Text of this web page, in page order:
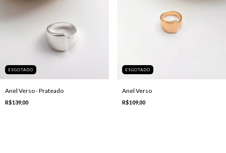
ESGOTADO
Anel Verso - Prateado
R$139,00
ESGOTADO
Anel Verso
R$109,00